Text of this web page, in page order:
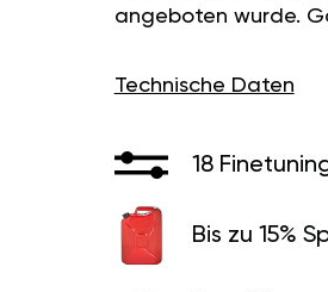
angeboten wurde.
Technische Daten
18
Bis zu 15%